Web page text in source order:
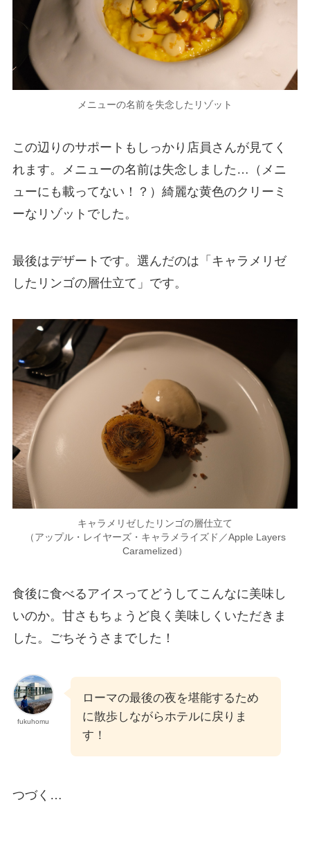
メニューの名前を失念したリゾット
この辺りのサポートもしっかり店員さんが見てく
れます。メニューの名前は失念しました…（メニ
ューにも載ってない！？）綺麗な黄色のクリーミ
ーなリゾットでした。
最後はデザートです。選んだのは「キャラメリゼ
したリンゴの層仕立て」です。
キャラメリゼしたリンゴの層仕立て
（アップル・レイヤーズ・キャラメライズド／Apple Layers
Caramelized）
食後に食べるアイスってどうしてこんなに美味し
いのか。甘さもちょうど良く美味しくいただきま
した。ごちそうさまでした！
fukuhomu
ローマの最後の夜を堪能するため
に散歩しながらホテルに戻りま
す！
つづく…